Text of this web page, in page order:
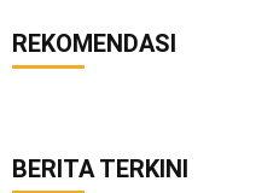
REKOMENDASI
BERITA TERKINI